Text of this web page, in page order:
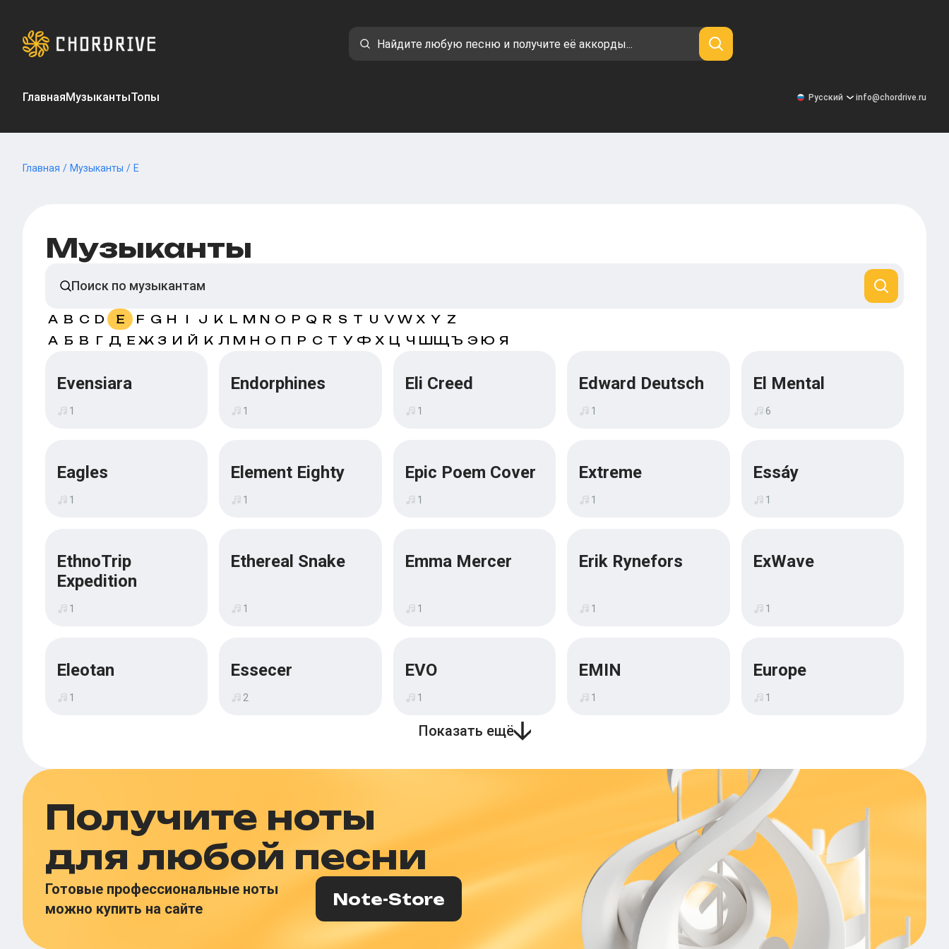
ГлавнаяМузыкантыТопы Русский info@chordrive.ru
Главная / Музыканты / E
Музыканты
A B C D E F G H I J K L M N O P Q R S T U V W X Y Z
А Б В Г Д Е Ж З И Й К Л М Н О П Р С Т У Ф Х Ц Ч ШЩЪ Э Ю Я
Evensiara
1
Endorphines
1
Eli Creed
1
Edward Deutsch
1
El Mental
6
Eagles
1
Element Eighty
1
Epic Poem Cover
1
Extreme
1
Essáy
1
EthnoTrip
Expedition
1
Ethereal Snake
1
Emma Mercer
1
Erik Rynefors
1
ExWave
1
Eleotan
1
Essecer
2
EVO
1
EMIN
1
Europe
1
Показать ещё
Получите ноты
для любой песни
Готовые профессиональные ноты
можно купить на сайте
Note-Store